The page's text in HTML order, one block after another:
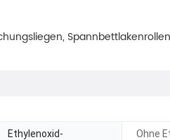
Spannbettlakenrollen
Ethylenoxid-
Ohne